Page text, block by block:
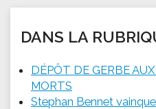
Vous êtes ici
DANS LA
DÉPÔT DE GERBE
MORTS
Stephan Bennet